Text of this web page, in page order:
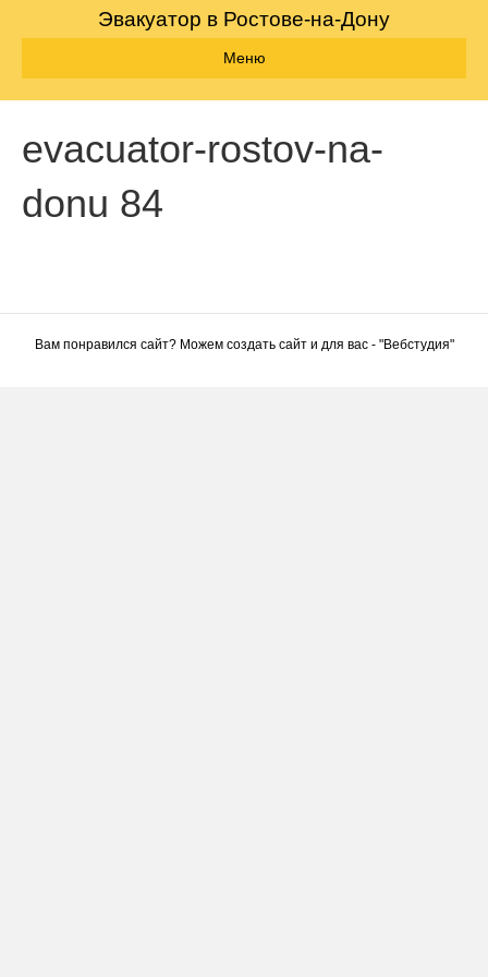
Эвакуатор в Ростове-на-Дону
Меню
evacuator-rostov-na-
donu 84
Вам понравился сайт? Можем создать сайт и для вас - "Вебстудия"